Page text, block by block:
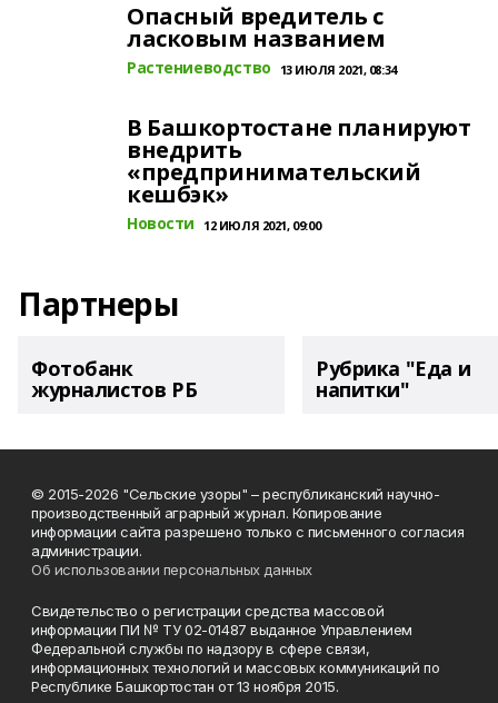
Опасный вредитель с
ласковым названием
Растениеводство 13 ИЮЛЯ 2021, 08:34
В Башкортостане планируют
внедрить
«предпринимательский
кешбэк»
Новости 12 ИЮЛЯ 2021, 09:00
Партнеры
Фотобанк
журналистов РБ
Рубрика "Еда и
напитки"
© 2015-2026 "Сельские узоры" – республиканский научно-
производственный аграрный журнал. Копирование
информации сайта разрешено только с письменного согласия
администрации.
Об использовании персональных данных
Свидетельство о регистрации средства массовой
информации ПИ № ТУ 02-01487 выданное Управлением
Федеральной службы по надзору в сфере связи,
информационных технологий и массовых коммуникаций по
Республике Башкортостан от 13 ноября 2015.